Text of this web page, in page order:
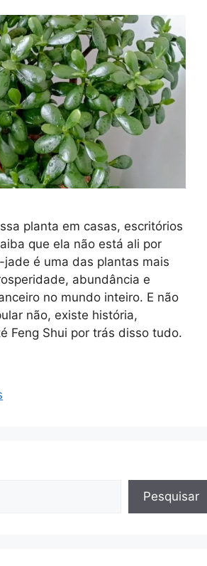
planta em casas, escritórios
que ela não está ali por
jade é uma das plantas mais
abundância e
no mundo inteiro. E não
não, existe história,
Feng Shui por trás disso tudo.
Pesquisar